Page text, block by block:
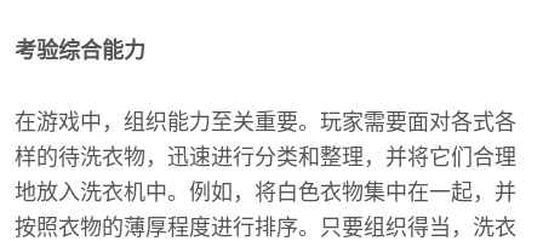
考验综合能力
在游戏中，组织能力至关重要。玩家需要面对各式各
样的待洗衣物，迅速进行分类和整理，并将它们合理
地放入洗衣机中。例如，将白色衣物集中在一起，并
按照衣物的薄厚程度进行排序。只要组织得当，洗衣